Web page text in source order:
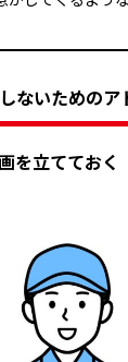
ないためのア
を立てておく